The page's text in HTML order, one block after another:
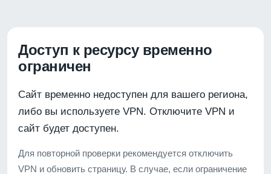
Доступ к ресурсу временно
ограничен
Сайт временно недоступен для вашего региона,
либо вы используете VPN. Отключите VPN и
сайт будет доступен.
Для повторной проверки рекомендуется отключить
VPN и обновить страницу. В случае, если ограничение